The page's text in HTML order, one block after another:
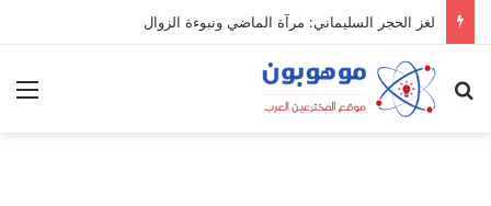
لغز الحجر السليماني: مرآة الماضي ونبوءة الزوال
بحث عن